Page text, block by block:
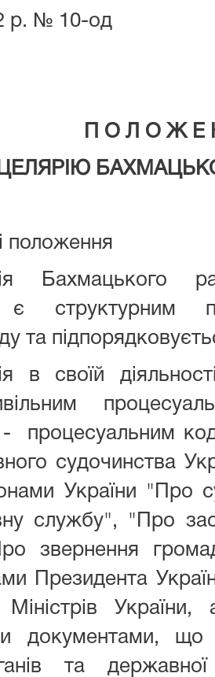
р. № 10-од
П О Л О Ж Е
Бахмацького
є структурним
та
в своїй
- процесуальним
судочинства
України "Про
службу", "Про
звернення
Президента
документами, що
та